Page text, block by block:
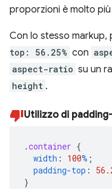
proporzioni è molto
Con lo stesso markup,
top: 56.25% con
aspect-ratio su un
height .
Utilizzo di
.container {
width : 100% ;
padding-top :
}